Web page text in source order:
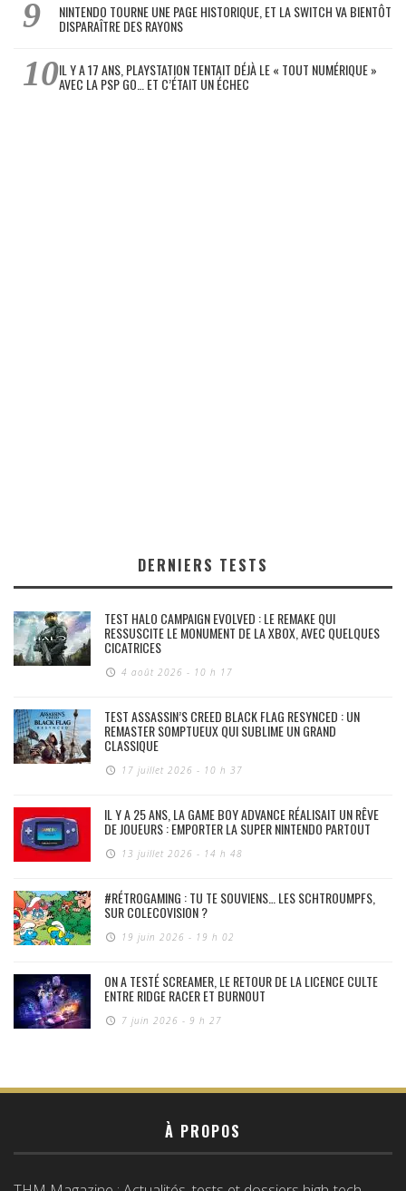
NINTENDO TOURNE UNE PAGE HISTORIQUE, ET LA SWITCH VA BIENTÔT
DISPARAÎTRE DES RAYONS
IL Y A 17 ANS, PLAYSTATION TENTAIT DÉJÀ LE « TOUT NUMÉRIQUE »
AVEC LA PSP GO… ET C’ÉTAIT UN ÉCHEC
DERNIERS TESTS
TEST HALO CAMPAIGN EVOLVED : LE REMAKE QUI
RESSUSCITE LE MONUMENT DE LA XBOX, AVEC QUELQUES
CICATRICES
4 août 2026 - 10 h 17
TEST ASSASSIN’S CREED BLACK FLAG RESYNCED : UN
REMASTER SOMPTUEUX QUI SUBLIME UN GRAND
CLASSIQUE
17 juillet 2026 - 10 h 37
IL Y A 25 ANS, LA GAME BOY ADVANCE RÉALISAIT UN RÊVE
DE JOUEURS : EMPORTER LA SUPER NINTENDO PARTOUT
13 juillet 2026 - 14 h 48
#RÉTROGAMING : TU TE SOUVIENS… LES SCHTROUMPFS,
SUR COLECOVISION ?
19 juin 2026 - 19 h 02
ON A TESTÉ SCREAMER, LE RETOUR DE LA LICENCE CULTE
ENTRE RIDGE RACER ET BURNOUT
7 juin 2026 - 9 h 27
À PROPOS